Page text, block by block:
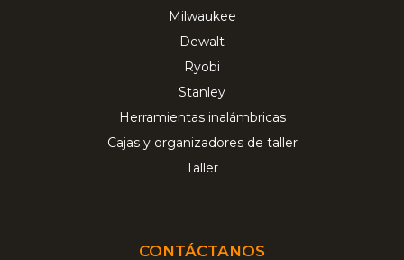
Milwaukee
Dewalt
Ryobi
Stanley
Herramientas inalámbricas
Cajas y organizadores de taller
Taller
CONTÁCTANOS